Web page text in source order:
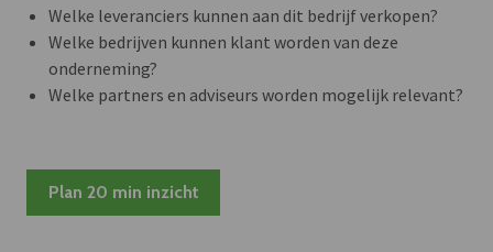
Welke leveranciers kunnen aan dit bedrijf verkopen?
Welke bedrijven kunnen klant worden van deze
onderneming?
Welke partners en adviseurs worden mogelijk relevant?
Plan 20 min inzicht